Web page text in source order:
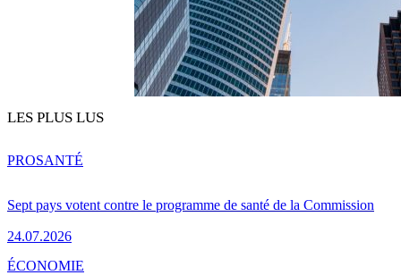
LES PLUS LUS
Sept pays votent contre le programme de santé de la Commission
24.07.2026
PROSANTÉ
ÉCONOMIE